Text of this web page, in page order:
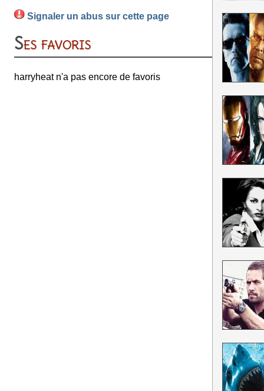
Signaler un abus sur cette page
Ses favoris
harryheat n'a pas encore de favoris